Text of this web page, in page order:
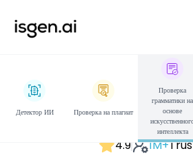
isgen
Детектор ИИ Проверка на плагиат
Проверка
грамматики на
основе
интеллекта
4.9 1M+